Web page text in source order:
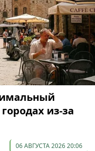
из-за
06 АВГУСТА 2026 20:06